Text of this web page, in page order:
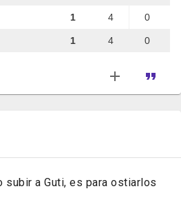
1 4 0
1 4 0
subir a Guti, es para ostiarlos